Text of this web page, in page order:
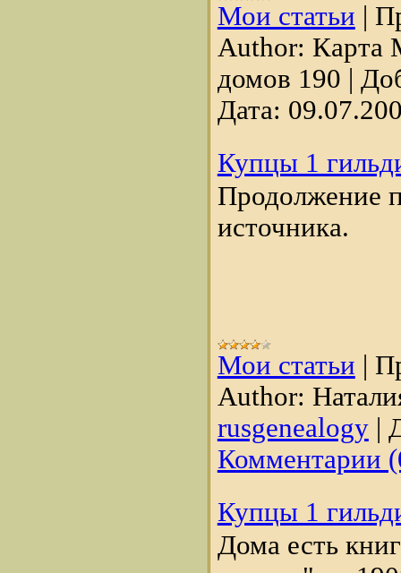
Мои статьи
Author: Карта
домов 190
Дата:
Купцы 1
Продолжение
источника.
Мои статьи
Author:
rusgenealogy|
Комментарии
Купцы 1
Дома есть